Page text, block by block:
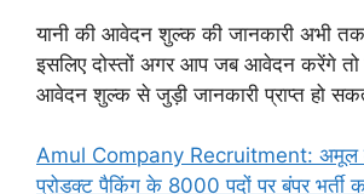
यानी की आवेदन शुल्क की जानकारी अभी तक
इसलिए दोस्तों अगर आप जब आवेदन करेंगे
आवेदन शुल्क से जुड़ी जानकारी प्राप्त हो
Amul Company Recruitment: अमूल
प्रोडक्ट पैकिंग के 8000 पदों पर बंपर भर्ती